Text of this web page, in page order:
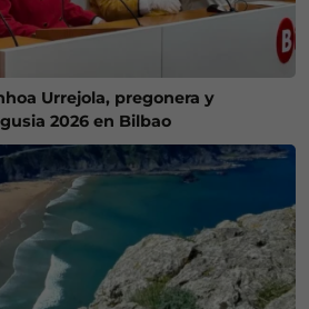
Urrejola, pregonera y
2026 en Bilbao